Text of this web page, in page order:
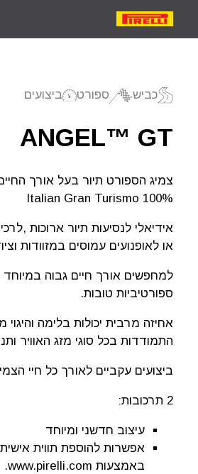
אופנועים
צמיג
לפי מידה
כביש ספורט ביצועים
ANGEL™ GT
צמיג הספורט תיור בעל אורך
100% Italian Gran Turismo
אידיאלי לנסיעות תיור ארוכות
או לאופנועים עמוסים במזוודות
למחפשים אורך חיים גבוה במיוחד
ספורטיביות טובות.
אחיזה מרבית יכולות בלימה והיגוי
התמודדות בכל סוגי מזג האוויר
ביצועים עקביים לאורך כל חיי
2 תרכובות:
עיצוב חדשני ומיוחד
אפשרות להוספת תווית
באמצעות www.pirelli.com.